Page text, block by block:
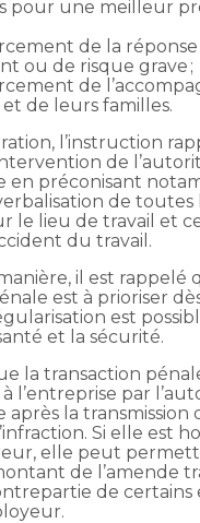
pour une meilleur
de la
ou de risque grave ;
de
de leurs familles.
l’instruction
de
en préconisant
de toutes
le lieu de travail et
du travail.
il est rappelé
est à prioriser
est
et la sécurité.
la transaction
l’entreprise par
après la transmission
Si elle est
elle peut
de l’amende
de